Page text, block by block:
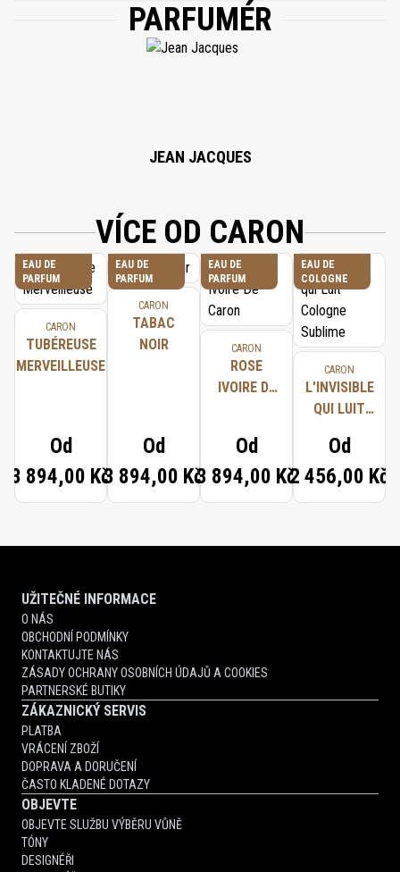
ALCOHOL DENAT., FRAGRANCE/PARFUM, WATER/AQUA, LINALOOL,
ETHYLHEXYL METHOXYCINNAMATE, ETHYLHEXYL SALICYLATE, BUTYL
METHOXYDIBENZOYLMETHANE, COUMARIN, BENZYL BENZOATE,
PARFUMÉR
JEAN JACQUES
VÍCE OD CARON
EAU DE
PARFUM
CARON
TUBÉREUSE
MERVEILLEUSE
Od
3 894,00 Kč
EAU DE
PARFUM
CARON
TABAC
NOIR
Od
3 894,00 Kč
EAU DE
PARFUM
CARON
ROSE
IVOIRE DE
Od
3 894,00 Kč
EAU DE
COLOGNE
CARON
L'INVISIBLE
QUI LUIT
SUBLIME
Od
2 456,00 Kč
UŽITEČNÉ INFORMACE
O NÁS
OBCHODNÍ PODMÍNKY
KONTAKTUJTE NÁS
ZÁSADY OCHRANY OSOBNÍCH ÚDAJŮ A COOKIES
PARTNERSKÉ BUTIKY
ZÁKAZNICKÝ SERVIS
PLATBA
VRÁCENÍ ZBOŽÍ
DOPRAVA A DORUČENÍ
ČASTO KLADENÉ DOTAZY
OBJEVTE
OBJEVTE SLUŽBU VÝBĚRU VŮNĚ
TÓNY
DESIGNÉŘI